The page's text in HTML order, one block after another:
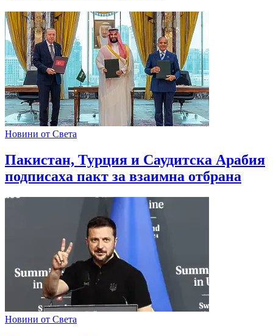
Новини от Света
Пакистан, Турция и Саудитска Арабия
подписаха пакт за взаимна отбрана
Новини от Света